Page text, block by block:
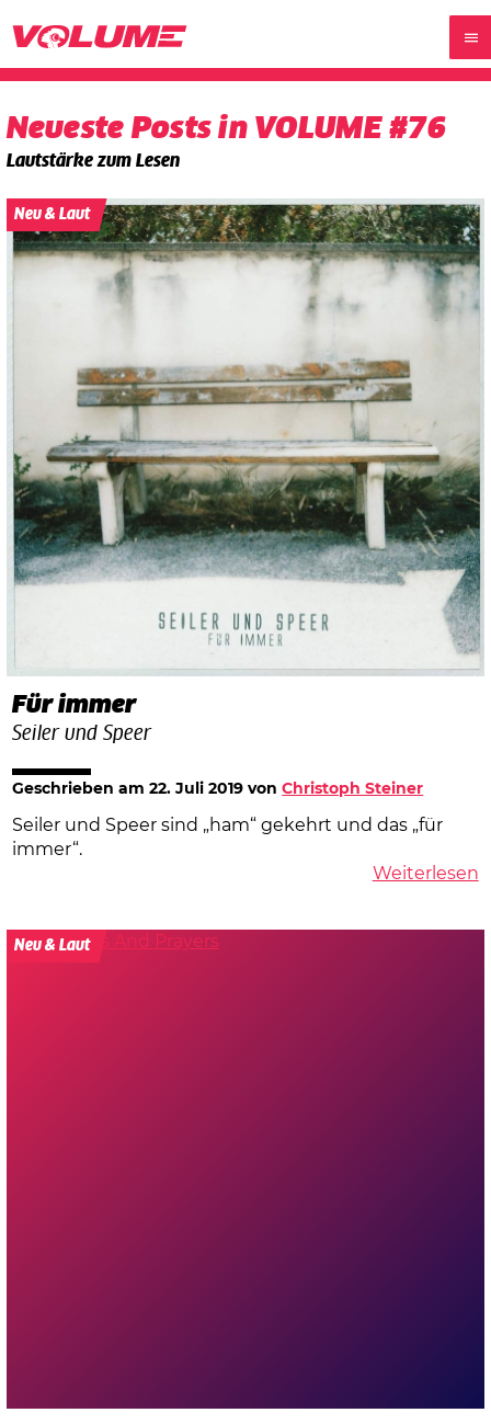
Neueste Posts in VOLUME #76
Lautstärke zum Lesen
Neu & Laut
Für immer
Seiler und Speer
Geschrieben am22. Juli 2019 vonChristoph Steiner
Seiler und Speer sind „ham“ gekehrt und das „für
immer“.
Weiterlesen
Neu & Laut